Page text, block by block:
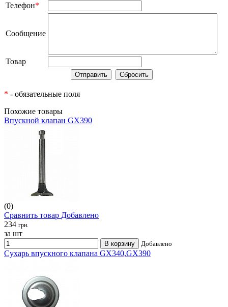
Телефон*
Сообщение
Товар
* - обязательные поля
Похожие товары
Впускной клапан GX390
(0)
Сравнить товар Добавлено
234 грн.
за шт
В корзину Добавлено
Сухарь впускного клапана GX340,GX390